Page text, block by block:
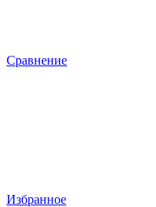
Сравнение
Избранное